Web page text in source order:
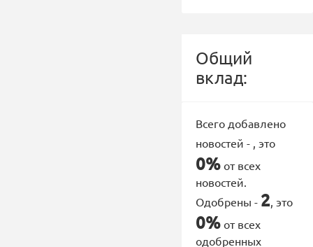
Общий
вклад:
Всего добавлено
новостей - , это
0% от всех
новостей.
Одобрены - 2, это
0% от всех
одобренных